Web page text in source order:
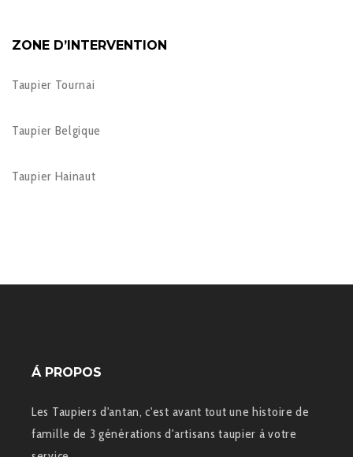
ZONE D’INTERVENTION
Taupier Tournai
Taupier Belgique
Taupier Hainaut
Á PROPOS
Les Taupiers d'antan, c'est avant tout une histoire de
famille de 3 générations d'artisans taupier à votre